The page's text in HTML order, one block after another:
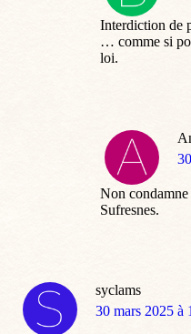
Interdiction de
… comme si
loi.
dit
Non
Sufresnes.
syclams
dit
30 mars 2025 à